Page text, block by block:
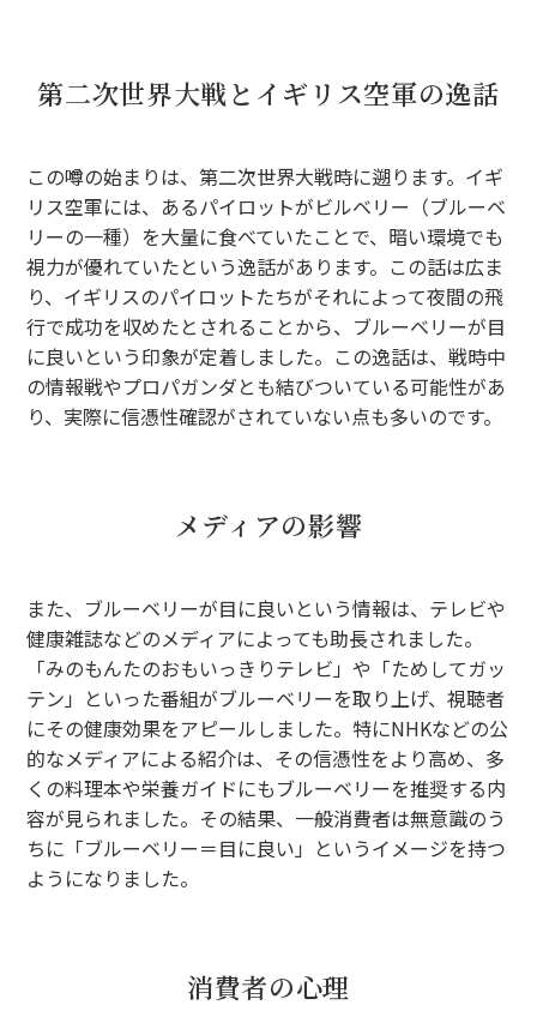
第二次世界大戦とイギリス空軍の逸話
この噂の始まりは、第二次世界大戦時に遡ります。イギ
リス空軍には、あるパイロットがビルベリー（ブルーベ
リーの一種）を大量に食べていたことで、暗い環境でも
視力が優れていたという逸話があります。この話は広ま
り、イギリスのパイロットたちがそれによって夜間の飛
行で成功を収めたとされることから、ブルーベリーが目
に良いという印象が定着しました。この逸話は、戦時中
の情報戦やプロパガンダとも結びついている可能性があ
り、実際に信憑性確認がされていない点も多いのです。
メディアの影響
また、ブルーベリーが目に良いという情報は、テレビや
健康雑誌などのメディアによっても助長されました。
「みのもんたのおもいっきりテレビ」や「ためしてガッ
テン」といった番組がブルーベリーを取り上げ、視聴者
にその健康効果をアピールしました。特にNHKなどの公
的なメディアによる紹介は、その信憑性をより高め、多
くの料理本や栄養ガイドにもブルーベリーを推奨する内
容が見られました。その結果、一般消費者は無意識のう
ちに「ブルーベリー＝目に良い」というイメージを持つ
ようになりました。
消費者の心理